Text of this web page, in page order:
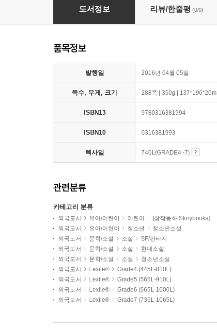
The Wild Robot #1 : The Wild Robot
도서정보 리뷰/한줄평 (0/0)
품목정보
발행일 2016년 04월 05일
쪽수, 무게, 크기 288쪽 | 350g |
ISBN13 9780316381994
ISBN10 0316381993
렉사일 740L(GRADE4~7)
관련분류
카테고리 분류
외국도서 유아/어린이 어린이
[창작동화 Storybooks]
외국도서
유아/어린이 청소년
청소년소설
외국도서
문학/소설 소설
SF/판타지
외국도서
문학/소설 소설
현대소설
외국도서
문학/소설 소설
청소년소설
외국도서
Lexile®
Grade4 (445L-810L)
외국도서
Lexile®
Grade5 (565L-910L)
외국도서
Lexile®
Grade6 (665L-1000L)
외국도서
Lexile® Grade7 (735L-1065L)